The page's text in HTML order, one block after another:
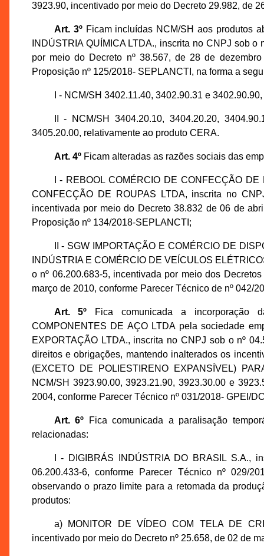
3923.90, incentivado por meio do Decreto 29.982, de
Art. 3ºFicam incluídas NCM/SH aos produtos
INDÚSTRIA QUÍMICA LTDA., inscrita no CNPJ sob
por meio do Decreto nº 38.567, de 28 de
Proposição nº 125/2018- SEPLANCTI, na forma a
I - NCM/SH 3402.11.40, 3402.90.31 e
II - NCM/SH 3404.20.10, 3404.20.20,
3405.20.00, relativamente ao produto CERA.
Art. 4ºFicam alteradas as razões sociais das
I - REBOOL COMÉRCIO DE CONFECÇÃO
CONFECÇÃO DE ROUPAS LTDA, inscrita no
incentivada por meio do Decreto 38.832 de 06 de
Proposição nº 134/2018-SEPLANCTI;
II - SGW IMPORTAÇÃO E COMÉRCIO DE
INDÚSTRIA E COMÉRCIO DE VEÍCULOS
o nº 06.200.683-5, incentivada por meio dos
março de 2010, conforme Parecer Técnico de nº 042/
Art. 5º Fica comunicada a incorporação
COMPONENTES DE AÇO LTDA pela sociedade
EXPORTAÇÃO LTDA., inscrita no CNPJ sob o nº
direitos e obrigações, mantendo inalterados os
(EXCETO DE POLIESTIRENO EXPANSÍVEL)
NCM/SH 3923.90.00, 3923.21.90, 3923.30.00 e
2004, conforme Parecer Técnico nº 031/2018- GPEI/
Art. 6º Fica comunicada a paralisação
relacionadas:
I - DIGIBRÁS INDÚSTRIA DO BRASIL S.A.,
06.200.433-6, conforme Parecer Técnico nº 029/
observando o prazo limite para a retomada da
produtos:
a) MONITOR DE VÍDEO COM TELA DE
incentivado por meio do Decreto nº 25.658, de 02 de